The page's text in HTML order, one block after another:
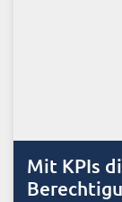
Mit KPIs